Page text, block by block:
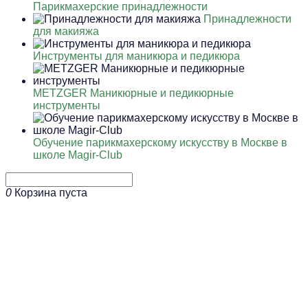
Парикмахерские принадлежности
Принадлежности
для макияжа
Инструменты для маникюра и педикюра
METZGER Маникюрные и педикюрные
инструменты
Обучение парикмахерскому искусству в Москве в
школе Magir-Club
0 Корзина пуста